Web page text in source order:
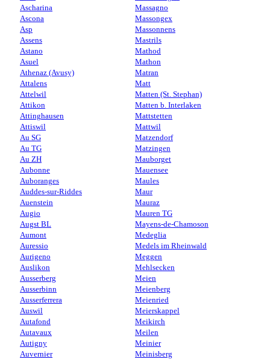
Ascharina
Ascona
Asp
Assens
Astano
Asuel
Athenaz (Avusy)
Attalens
Attelwil
Attikon
Attinghausen
Attiswil
Au SG
Au TG
Au ZH
Aubonne
Auboranges
Auddes-sur-Riddes
Auenstein
Augio
Augst BL
Aumont
Auressio
Aurigeno
Auslikon
Ausserberg
Ausserbinn
Ausserferrera
Auswil
Autafond
Autavaux
Autigny
Auvernier
Massagno
Massongex
Massonnens
Mastrils
Mathod
Mathon
Matran
Matt
Matten (St. Stephan)
Matten b. Interlaken
Mattstetten
Mattwil
Matzendorf
Matzingen
Mauborget
Mauensee
Maules
Maur
Mauraz
Mauren TG
Mayens-de-Chamoson
Medeglia
Medels im Rheinwald
Meggen
Mehlsecken
Meien
Meienberg
Meienried
Meierskappel
Meikirch
Meilen
Meinier
Meinisberg